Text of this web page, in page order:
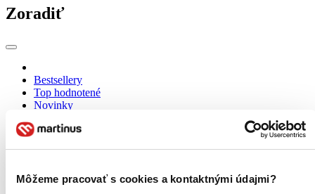
Môžeme pracovať s cookies a kontaktnými údajmi?
Zoradiť
Bestsellery
Top hodnotené
Novinky
Najlacnejšie